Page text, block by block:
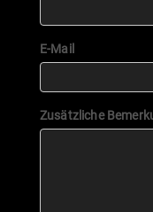
E-Mail
Zusätzliche